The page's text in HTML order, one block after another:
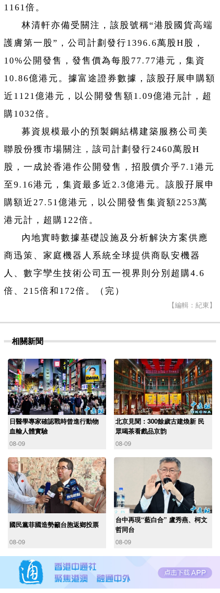
1161倍。
林清軒亦備受關注，該股號稱“港股國貨高端
護膚第一股”，公司計劃發行1396.6萬股H股，
10%公開發售，發售價為每股77.77港元，集資
10.86億港元。據富途證券數據，該股孖展申購額
近1121億港元，以公開發售額1.09億港元計，超
購1032倍。
募資規模最小的預製鋼結構建築服務公司美
聯股份獲市場關注，該司計劃發行2460萬股H
股，一成於香港作公開發售，招股價介乎7.1港元
至9.16港元，集資最多近2.3億港元。該股孖展申
購額近27.51億港元，以公開發售集資額2253萬
港元計，超購122倍。
內地實時數據基礎設施及分析解決方案供應
商迅策、家庭機器人系統全球提供商臥安機器
人、數字孿生技術公司五一視界則分別超購4.6
倍、215倍和172倍。（完）
【編輯：紀東】
相關新聞
日醫學專家確認戰時曾進行動物
血輸人體實驗
08-09
北京見聞：300餘歲古建煥新 民
眾喝茶看戲品京韵
08-09
國民黨菲國造勢籲台胞返鄉投票
08-09
台中再現“藍白合” 盧秀燕、柯文
哲同台
08-09